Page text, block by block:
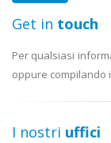
Get in touch
Per qualsiasi
oppure compilando
I nostri uffici